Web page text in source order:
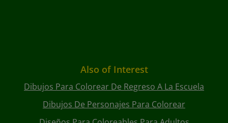
Also of Interest
Dibujos Para Colorear De Regreso A La Escuela
Dibujos De Personajes Para Colorear